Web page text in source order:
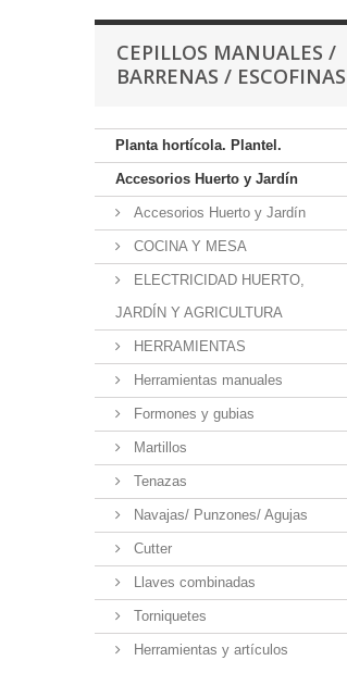
CEPILLOS MANUALES /
BARRENAS / ESCOFINAS
Planta hortícola. Plantel.
Accesorios Huerto y Jardín
Accesorios Huerto y Jardín
COCINA Y MESA
ELECTRICIDAD HUERTO,
JARDÍN Y AGRICULTURA
HERRAMIENTAS
Herramientas manuales
Formones y gubias
Martillos
Tenazas
Navajas/ Punzones/ Agujas
Cutter
Llaves combinadas
Torniquetes
Herramientas y artículos